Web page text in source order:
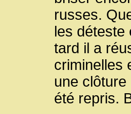
russes.
les déteste
tard il a
criminelles
une clôture
été repris.